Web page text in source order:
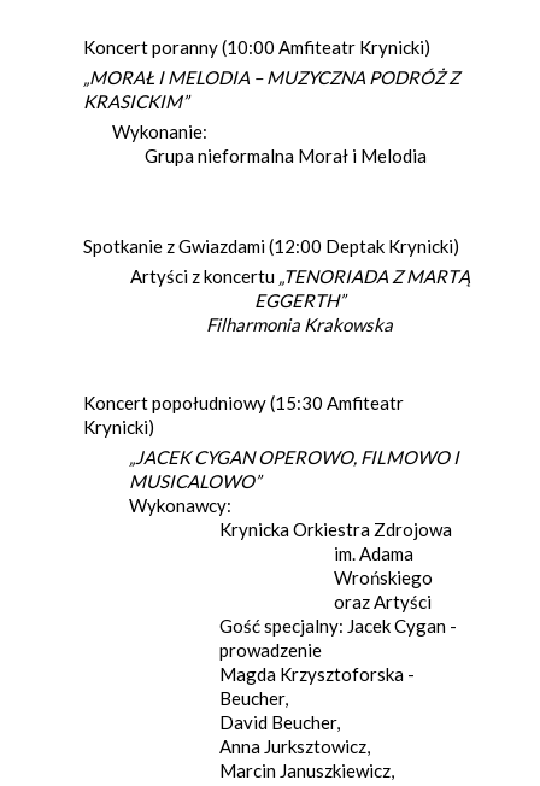
Koncert poranny (10:00 Amfiteatr Krynicki)
„MORAŁ I MELODIA – MUZYCZNA PODRÓŻ Z
KRASICKIM”
Wykonanie:
Grupa nieformalna Morał i Melodia
Spotkanie z Gwiazdami (12:00 Deptak Krynicki)
Artyści z koncertu „TENORIADA Z MARTĄ
EGGERTH”
Filharmonia Krakowska
Koncert popołudniowy (15:30 Amfiteatr
Krynicki)
„JACEK CYGAN OPEROWO, FILMOWO I
MUSICALOWO”
Wykonawcy:
Krynicka Orkiestra Zdrojowa
im. Adama
Wrońskiego
oraz Artyści
Gość specjalny: Jacek Cygan -
prowadzenie
Magda Krzysztoforska -
Beucher,
David Beucher,
Anna Jurksztowicz,
Marcin Januszkiewicz,